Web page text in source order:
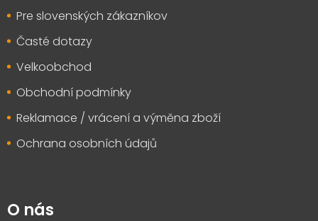
Pre slovenských zákazníkov
Časté dotazy
Velkoobchod
Obchodní podmínky
Reklamace / vrácení a výměna zboží
Ochrana osobních údajů
O nás